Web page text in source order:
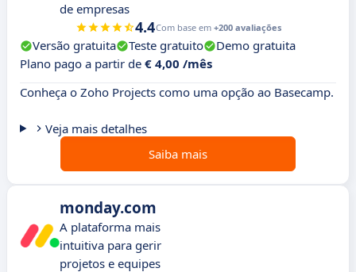
de empresas
4.4Com base em +200 avaliações
Versão gratuita Teste gratuito
Demo gratuita
Plano pago a partir de € 4,00 /mês
Conheça o Zoho Projects como uma opção ao Basecamp.
Veja mais detalhes
Saiba mais
monday.com
A plataforma mais
intuitiva para gerir
projetos e equipes